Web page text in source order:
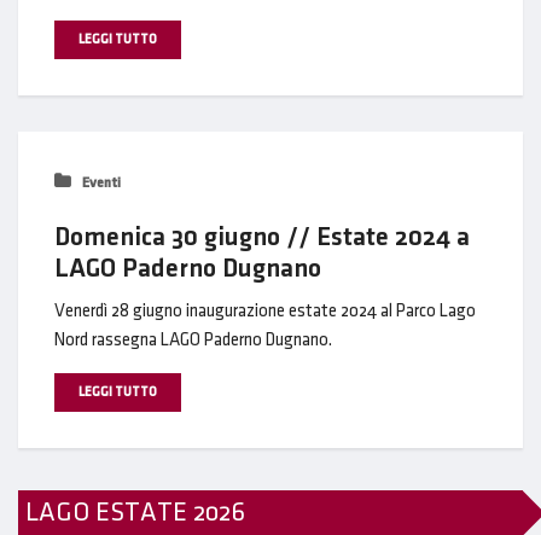
LEGGI TUTTO
Eventi
Domenica 30 giugno // Estate 2024 a
LAGO Paderno Dugnano
Venerdì 28 giugno inaugurazione estate 2024 al Parco Lago
Nord rassegna LAGO Paderno Dugnano.
LEGGI TUTTO
LAGO ESTATE 2026